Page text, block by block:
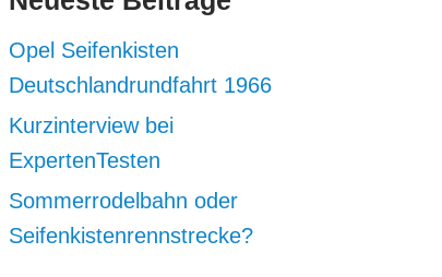
Opel Seifenkisten
Deutschlandrundfahrt 1966
Kurzinterview bei
ExpertenTesten
Sommerrodelbahn oder
Seifenkistenrennstrecke?